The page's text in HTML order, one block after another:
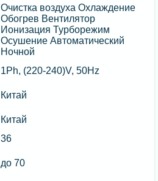
Очистка воздуха Охлаждение
Обогрев Вентилятор
Ионизация Турборежим
Осушение Автоматический
Ночной
1Ph, (220-240)V, 50Hz
Китай
Китай
36
до 70